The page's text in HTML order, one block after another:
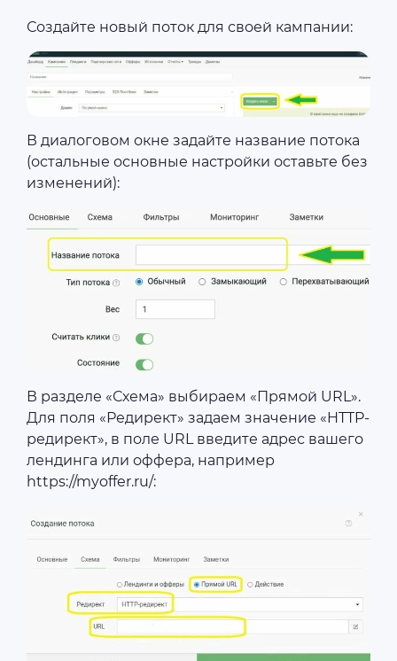
Создайте новый поток для своей кампании:
В диалоговом окне задайте название потока
(остальные основные настройки оставьте без
изменений):
В разделе «Схема» выбираем «Прямой URL».
Для поля «Редирект» задаем значение «HTTP-
редирект», в поле URL введите адрес вашего
лендинга или оффера, например
https://myoffer.ru/: